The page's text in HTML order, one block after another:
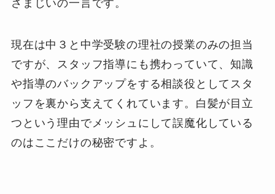
さまじいの一言です。
現在は中３と中学受験の理社の授業のみの担当
ですが、スタッフ指導にも携わっていて、知識
や指導のバックアップをする相談役としてスタ
ッフを裏から支えてくれています。白髪が目立
つという理由でメッシュにして誤魔化している
のはここだけの秘密ですよ。